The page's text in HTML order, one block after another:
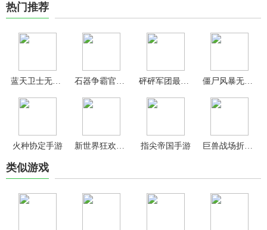
热门推荐
蓝天卫士无限金币无限钻石版 砰砰军团最新版
火种协定手游 指尖帝国手游
类似游戏